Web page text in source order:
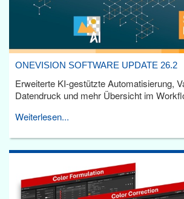
ONEVISION SOFTWARE UPDATE 26.2
Erweiterte KI-gestützte Automatisierung,
Datendruck und mehr Übersicht im
Weiterlesen...